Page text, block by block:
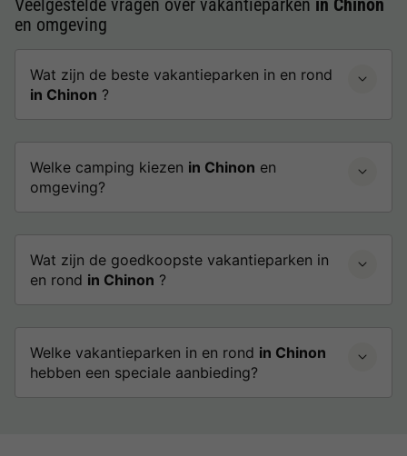
Veelgestelde vragen over vakantieparken in Chinon
en omgeving
Wat zijn de beste vakantieparken in en rond
in Chinon ?
Welke camping kiezen in Chinon en
omgeving?
Wat zijn de goedkoopste vakantieparken in
en rond in Chinon ?
Welke vakantieparken in en rond in Chinon
hebben een speciale aanbieding?